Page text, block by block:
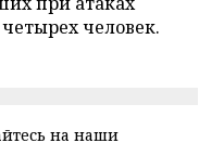
человек.
на наши